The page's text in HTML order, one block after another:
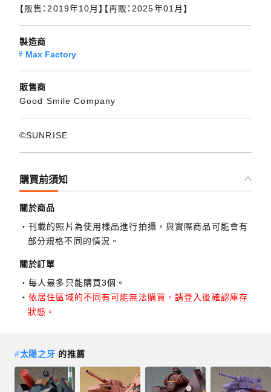
【販售：2019年10月】【再販：2025年01月】
製造商
Max Factory
販售商
Good Smile Company
©SUNRISE
購買前須知
關於商品
刊載的照片為使用樣品進行拍攝，與實際商品可能會有
部分規格不同的情況。
關於訂單
每人最多只能購買3個。
依居住區域的不同有可能無法購買。請登入後確認庫存
狀態。
#太陽之牙 的推薦